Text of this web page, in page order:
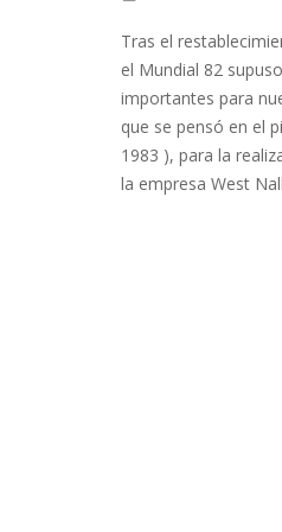
Tras el
el Mundial 82
importantes para
que se pensó en el
1983 ), para la
la empresa West